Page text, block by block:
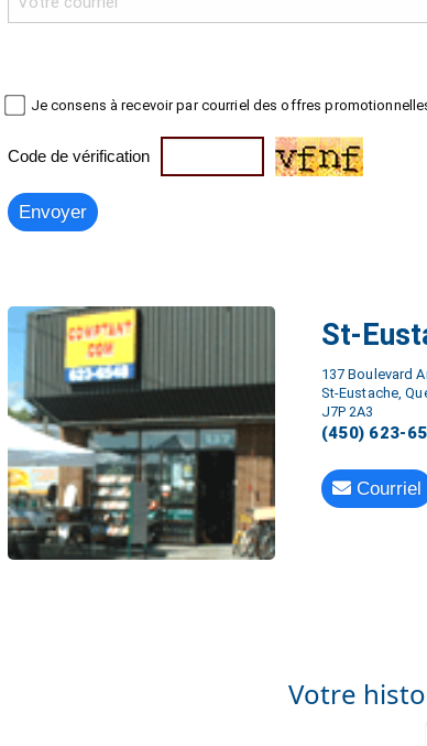
Je consens à recevoir par courriel des offres
Code de vérification
St-
137 Boulevard
St-Eustache,
J7P 2A3
(450) 623-
Courriel
Votre